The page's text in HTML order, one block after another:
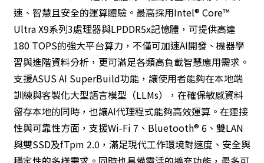
速、智慧且安全的運算體驗。最高採用Intel® Core™
Ultra X9系列3處理器與LPDDR5x記憶體，可提供高達
180 TOPS的強大平台算力，不僅可加速AI開發、機器學
習與進階資料分析，更可滿足各類高負載智慧應用需求。
支援ASUS AI SuperBuild功能，讓使用者能夠在本地端
訓練與客製化大型語言模型（LLMs），在確保敏感資料
留存本地的同時，也讓AI代理程式能夠高效運算。在連接
性與可靠性方面，支援Wi‑Fi 7、Bluetooth® 6、雙LAN
與雙SSD及fTpm 2.0，滿足現代工作環境對速度、安全與